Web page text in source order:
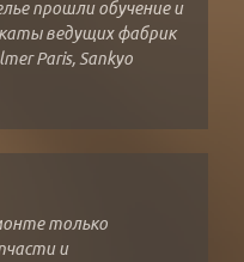
прошли обучение и
ведущих фабрик
Paris, Sankyo
только
и